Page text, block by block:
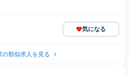
気になる
の類似求人を見る